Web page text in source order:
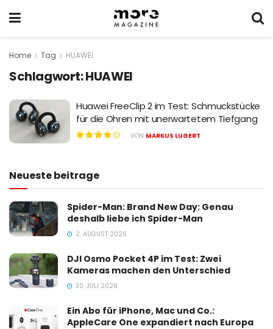
Home Tag HUAWEI
Schlagwort:HUAWEI
Huawei FreeClip 2 im Test: Schmuckstücke
für die Ohren mit unerwartetem Tiefgang
VON MARKUS LUGERT
Neueste beitrage
Spider-Man: Brand New Day: Genau
deshalb liebe ich Spider-Man
2. AUGUST 2026
DJI Osmo Pocket 4P im Test: Zwei
Kameras machen den Unterschied
30. JULI 2026
Ein Abo für iPhone, Mac und Co.:
AppleCare One expandiert nach Europa